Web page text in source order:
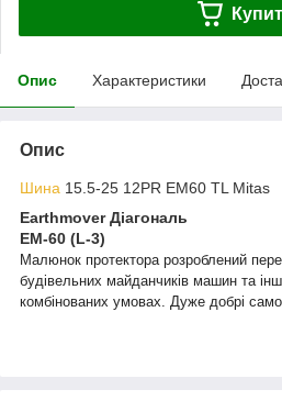
Опис Характеристики
Опис
Шина 15.5-25 12PR EM60 TL Mitas
Earthmover Діагональ
ЕМ-60 (L-3)
Малюнок протектора розроблений
будівельних майданчиків машин та
комбінованих умовах. Дуже добрі